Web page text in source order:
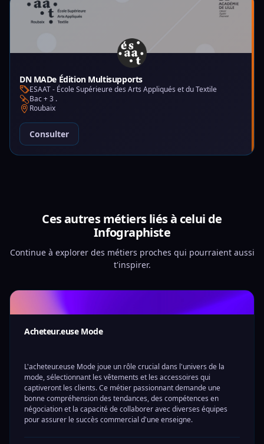
DN MADe Édition Multisupports
ESAAT - École Supérieure des Arts Appliqués et du Textile
Bac + 3 .
Roubaix
Consulter
Ces autres métiers liés à celui de
Infographiste
Continue à explorer des métiers proches qui pourraient aussi
t'inspirer.
Acheteur.euse Mode
L'acheteur.euse Mode joue un rôle crucial dans l'univers de la
mode, sélectionnant les vêtements et les accessoires qui
captiveront les clients. Ce métier passionnant demande une
bonne compréhension des tendances, des compétences en
négociation et la capacité de collaborer avec diverses équipes
pour assurer le succès commercial d'une enseigne.